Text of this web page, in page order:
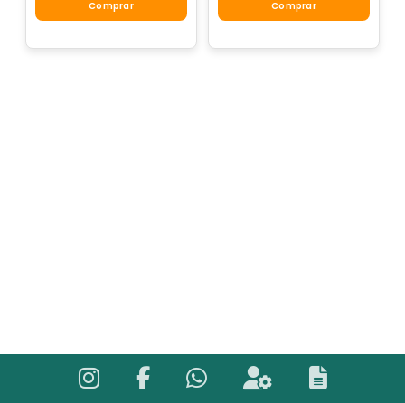
Comprar Comprar